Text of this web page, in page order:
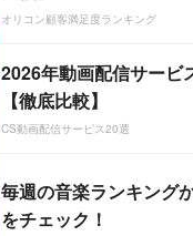
オリコン顧客満足度ランキング
2026年動画配信サービ
【徹底比較】
CS動画配信サービス20選
毎週の音楽ランキング
をチェック！